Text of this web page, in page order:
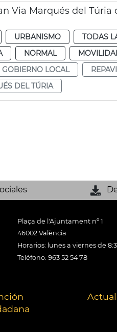
Via Marqués del Túria
URBANISMO TODAS
NORMAL
LOCAL
DEL TÚRIA
Plaça de l'Ajuntament nº 1
46002 València
Horarios: lunes a viernes de
Teléfono: 963 52 54 78